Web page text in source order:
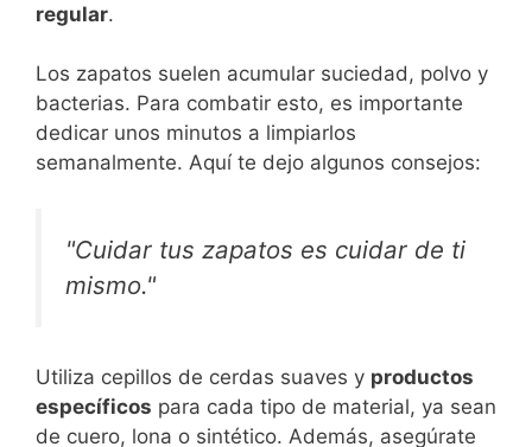
regular.
Los zapatos suelen acumular suciedad, polvo y
bacterias. Para combatir esto, es importante
dedicar unos minutos a limpiarlos
semanalmente. Aquí te dejo algunos consejos:
"Cuidar tus zapatos es cuidar de ti
mismo."
Utiliza cepillos de cerdas suaves y productos
específicos para cada tipo de material, ya sean
de cuero, lona o sintético. Además, asegúrate